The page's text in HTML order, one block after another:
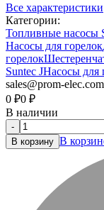
Все характеристики
Категории:
Топливные насосы
Насосы для горелок
горелок
Suntec JНасосы для
sales@prom-elec.com
0 ₽0 ₽
В наличии
-
В корзину В